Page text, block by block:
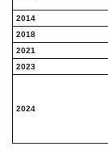
2014
2018
2021
2023
2024